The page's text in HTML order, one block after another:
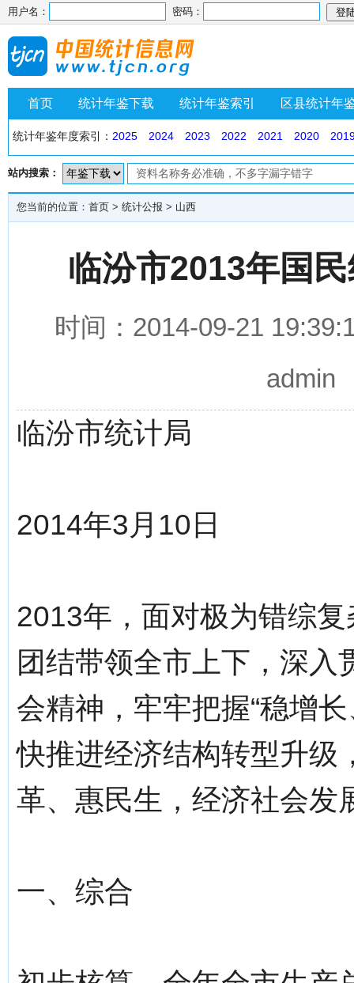
用户名： 密码：
首页 统计年鉴下载 统计年鉴索引 区县统计年
统计年鉴年度索引： 2025 2024 2023 2022 2021 2020
站内搜索：
您当前的位置： 首页 > 统计公报 > 山西
临汾市2013年国
时间：2014-09-21
admin
临汾市统计局
2014年3月10日
2013年，面对极为错综
团结带领全市上下，深
会精神，牢牢把握“稳增
快推进经济结构转型升级
革、惠民生，经济社会发
一、综合